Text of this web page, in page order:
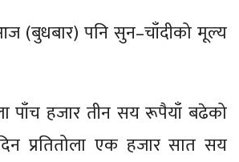
(बुधबार) पनि सुन–चाँदीको मूल्य
पाँच हजार तीन सय रूपैयाँ बढेको
प्रतितोला एक हजार सात सय